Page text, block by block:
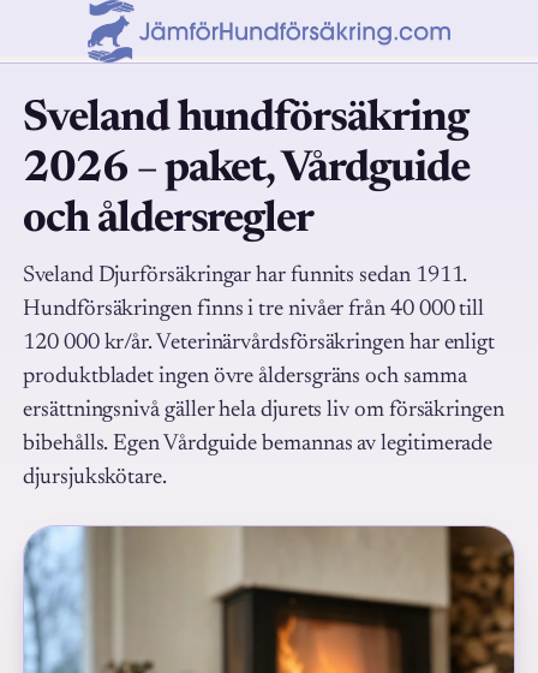
Sveland hundförsäkring
2026 – paket, Vårdguide
och åldersregler
Sveland Djurförsäkringar har funnits sedan 1911.
Hundförsäkringen finns i tre nivåer från 40 000 till
120 000 kr/år. Veterinärvårdsförsäkringen har enligt
produktbladet ingen övre åldersgräns och samma
ersättningsnivå gäller hela djurets liv om försäkringen
bibehålls. Egen Vårdguide bemannas av legitimerade
djursjukskötare.